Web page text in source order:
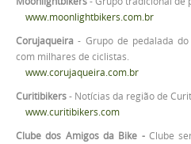
www.moonlightbikers.com.br
Corujaqueira - Grupo de pedalada
com milhares de ciclistas.
www.corujaqueira.com.br
Curitibikers- Notícias da região de
www.curitibikers.com
Clube dos Amigos da Bike - Clube